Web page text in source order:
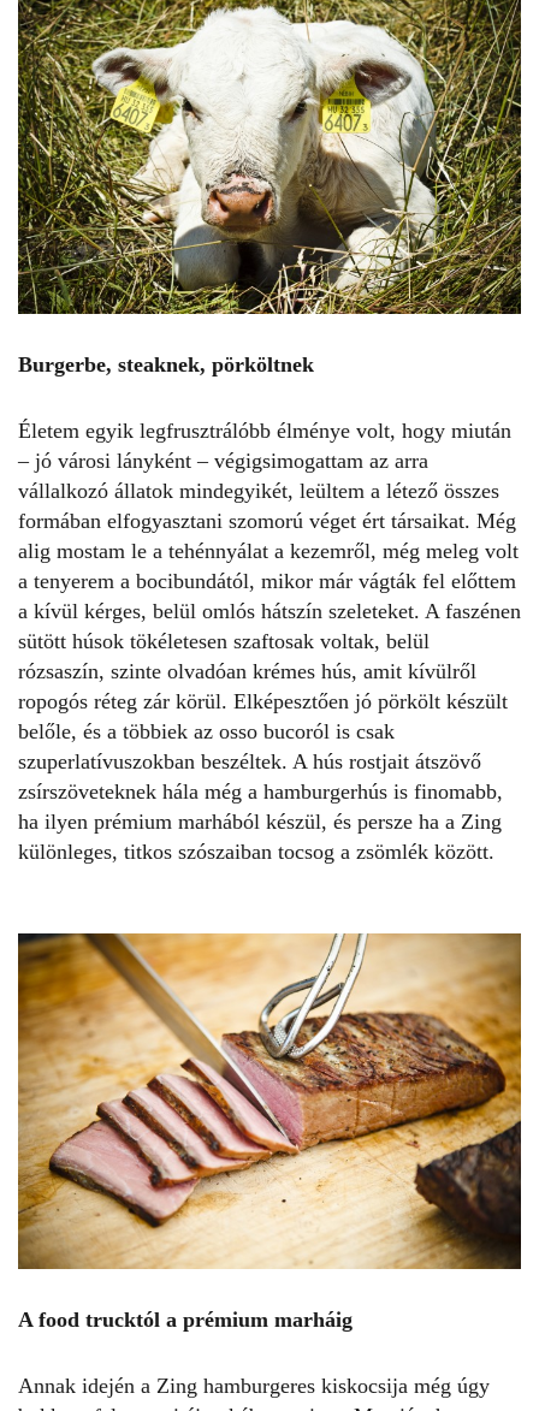
Burgerbe, steaknek, pörköltnek
Életem egyik legfrusztrálóbb élménye volt, hogy miután
– jó városi lányként – végigsimogattam az arra
vállalkozó állatok mindegyikét, leültem a létező összes
formában elfogyasztani szomorú véget ért társaikat. Még
alig mostam le a tehénnyálat a kezemről, még meleg volt
a tenyerem a bocibundától, mikor már vágták fel előttem
a kívül kérges, belül omlós hátszín szeleteket. A faszénen
sütött húsok tökéletesen szaftosak voltak, belül
rózsaszín, szinte olvadóan krémes hús, amit kívülről
ropogós réteg zár körül. Elképesztően jó pörkölt készült
belőle, és a többiek az osso bucoról is csak
szuperlatívuszokban beszéltek. A hús rostjait átszövő
zsírszöveteknek hála még a hamburgerhús is finomabb,
ha ilyen prémium marhából készül, és persze ha a Zing
különleges, titkos szószaiban tocsog a zsömlék között.
A food trucktól a prémium marháig
Annak idején a Zing hamburgeres kiskocsija még úgy